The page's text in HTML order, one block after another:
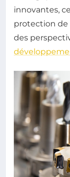
innovantes,
protection de
des